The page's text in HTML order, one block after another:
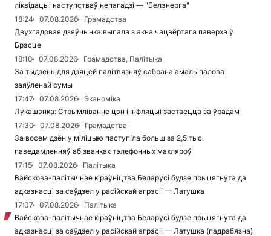
ліквідацыі наступстваў непагадзі — "Белэнерга"
18:24
07.08.2026
Грамадства
Двухгадовая дзяўчынка выпала з акна чацвёртага паверха ў
Брэсце
18:10
07.08.2026
Грамадства, Палітыка
За тыдзень для дзяцей палітвязняў сабрана амаль палова
заяўленай сумы
17:47
07.08.2026
Эканоміка
Лукашэнка: Стрымліванне цэн і інфляцыі застаецца за ўрадам
17:30
07.08.2026
Грамадства
За восем дзён у міліцыю паступіла больш за 2,5 тыс.
паведамленняў аб званках тэлефонных махляроў
17:15
07.08.2026
Палітыка
Вайскова-палітычнае кіраўніцтва Беларусі будзе прыцягнута да
адказнасці за саўдзел у расійскай агрэсіі — Латушка
17:07
07.08.2026
Палітыка
Вайскова-палітычнае кіраўніцтва Беларусі будзе прыцягнута да
адказнасці за саўдзел у расійскай агрэсіі — Латушка (падрабязна)